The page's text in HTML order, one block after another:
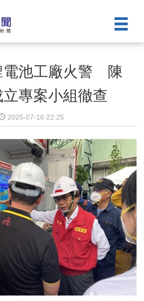
電池工廠火警 陳
專案小組徹查
2025-07-16 22:25